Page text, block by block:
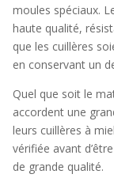
moules spéciaux.
haute qualité,
que les cuillères
en conservant un
Quel que soit le
accordent une
leurs cuillères à
vérifiée avant
de grande qualité.